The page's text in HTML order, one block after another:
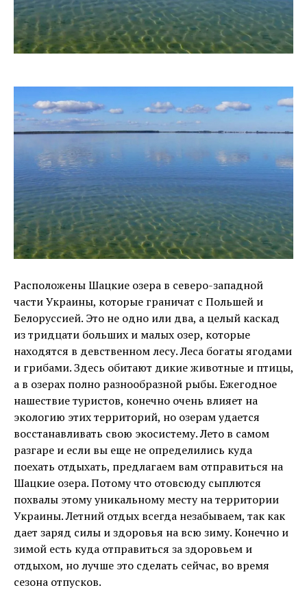
Расположены Шацкие озера в северо-западной
части Украины, которые граничат с Польшей и
Белоруссией. Это не одно или два, а целый каскад
из тридцати больших и малых озер, которые
находятся в девственном лесу. Леса богаты ягодами
и грибами. Здесь обитают дикие животные и птицы,
а в озерах полно разнообразной рыбы. Ежегодное
нашествие туристов, конечно очень влияет на
экологию этих территорий, но озерам удается
восстанавливать свою экосистему. Лето в самом
разгаре и если вы еще не определились куда
поехать отдыхать, предлагаем вам отправиться на
Шацкие озера. Потому что отовсюду сыплются
похвалы этому уникальному месту на территории
Украины. Летний отдых всегда незабываем, так как
дает заряд силы и здоровья на всю зиму. Конечно и
зимой есть куда отправиться за здоровьем и
отдыхом, но лучше это сделать сейчас, во время
сезона отпусков.